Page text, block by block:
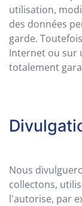
utilisation,
des données
garde.
Internet ou sur
totalement
Nous
collectons,
l'autorise, par